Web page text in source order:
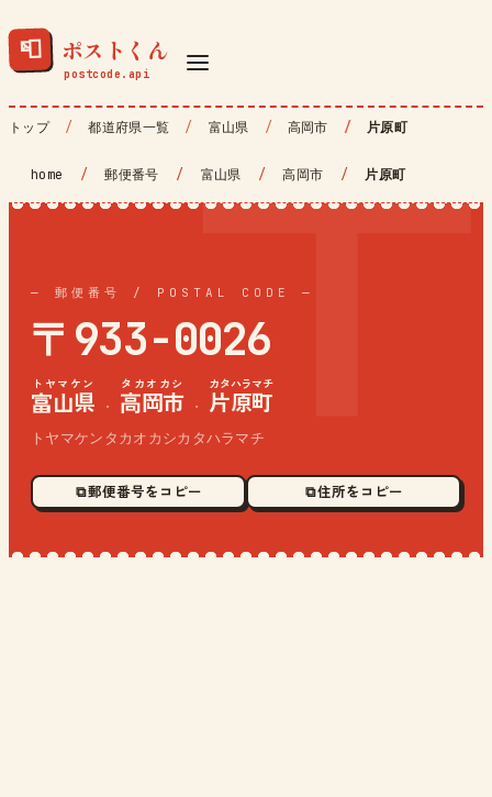
📮 ポストくん
トップ 都道府県一覧 富山県 高岡市 片原町
home / 郵便番号 / 富山県 / 高岡市 / 片原町
— 郵便番号 / POSTAL CODE —
〒933-0026
富山県
トヤマケン
· 高岡市
タカオカシ
· 片原町
カタハラマチ
トヤマケンタカオカシカタハラマチ
⧉ 郵便番号をコピー ⧉ 住所をコピー